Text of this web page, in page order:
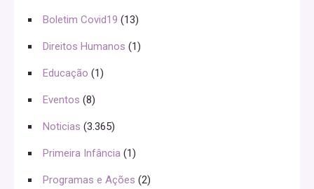
Boletim Covid19 (13)
Direitos Humanos (1)
Educação (1)
Eventos (8)
Noticias (3.365)
Primeira Infância (1)
Programas e Ações (2)